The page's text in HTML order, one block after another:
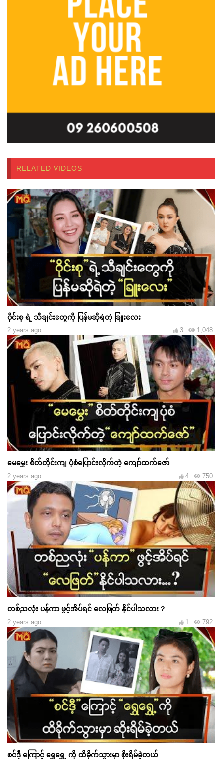
RELATED VIDEOS
ဝိုင်းစု ရဲ့ သီချင်းတွေကို ပြန်မဆိုရဲတဲ့ ခြူးလေး
2 years ago 1,048
3
မေမွှေး စိတ်တိုင်းကျ ပုံစံပြောင်းလိုက်တဲ့ ကျော်ထက်ဇော်
2 years ago 750
4
တစ်ညလုံး ပန်ကာ ဖွင့်အိပ်ရင် လေဖြတ် နိုင်ပါသလား ?
2 years ago 792
1
စင်ဒီ့ ကြောင့် ရွှေရွှေ့ ကို ထိခိုက်သွားမှာ စိုးရိမ်ခဲ့တယ်